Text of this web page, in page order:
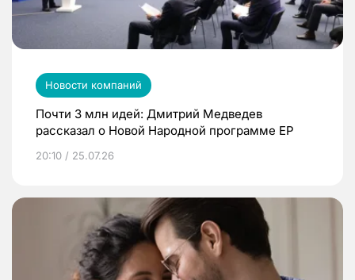
Новости компаний
Почти 3 млн идей: Дмитрий Медведев
рассказал о Новой Народной программе ЕР
20:10 / 25.07.26